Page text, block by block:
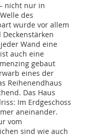
nicht nur in
des
wurde vor allem
Wand eine
auch eine
gebaut
eines der
Reihenendhaus
Das Haus
Im Erdgeschoss
aneinander.
vom
sind wie auch